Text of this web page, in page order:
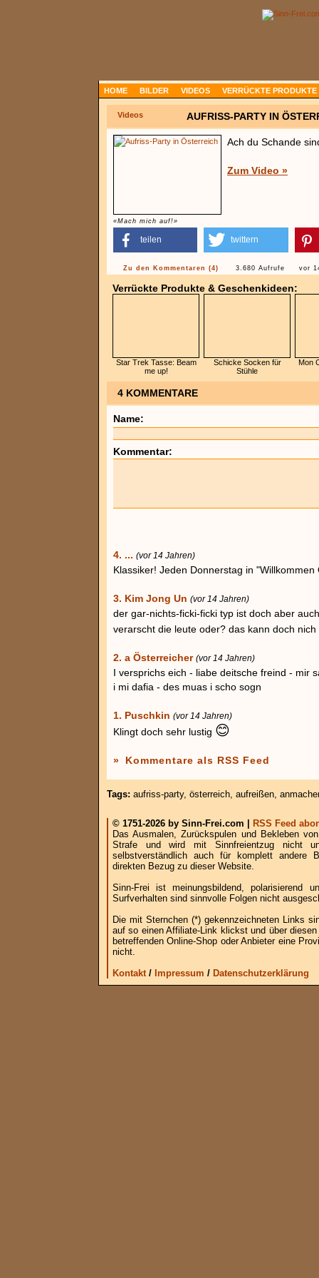
HOME BILDER VIDEOS VERRÜCKTE PRODUKTE
Videos AUFRISS-PARTY IN
«Mach mich auf!»
Ach du Schande
Zum Video »
teilen twittern
Zu den Kommentaren (4) 3.680 Aufrufe vor
Verrückte Produkte & Geschenkideen:
Star Trek Tasse: Beam
me up!
Schicke Socken für
Stühle
Mon
4 KOMMENTARE
Name:
Kommentar:
4. ... (vor 14 Jahren)
Klassiker! Jeden Donnerstag in
3. Kim Jong Un (vor 14 Jahren)
der gar-nichts-ficki-ficki typ ist doch aber
verarscht die leute oder? das kann doch
2. a Österreicher (vor 14 Jahren)
I versprichs eich - liabe deitsche freind - mir
i mi dafia - des muas i scho sogn
1. Puschkin (vor 14 Jahren)
Klingt doch sehr lustig 😊
» Kommentare als RSS Feed
Tags: aufriss-party, österreich, aufreißen,
© 1751-2026 by Sinn-Frei.com |
RSS Feed
Das Ausmalen, Zurückspulen und Bekleben
Strafe und wird mit Sinnfreientzug nicht
selbstverständlich auch für komplett andere
direkten Bezug zu dieser Website.
Sinn-Frei ist meinungsbildend, polarisierend
Surfverhalten sind sinnvolle Folgen nicht
Die mit Sternchen (*) gekennzeichneten Links
auf so einen Affiliate-Link klickst und über
betreffenden Online-Shop oder Anbieter eine
nicht.
Kontakt/ Impressum / Datenschutzerklärung